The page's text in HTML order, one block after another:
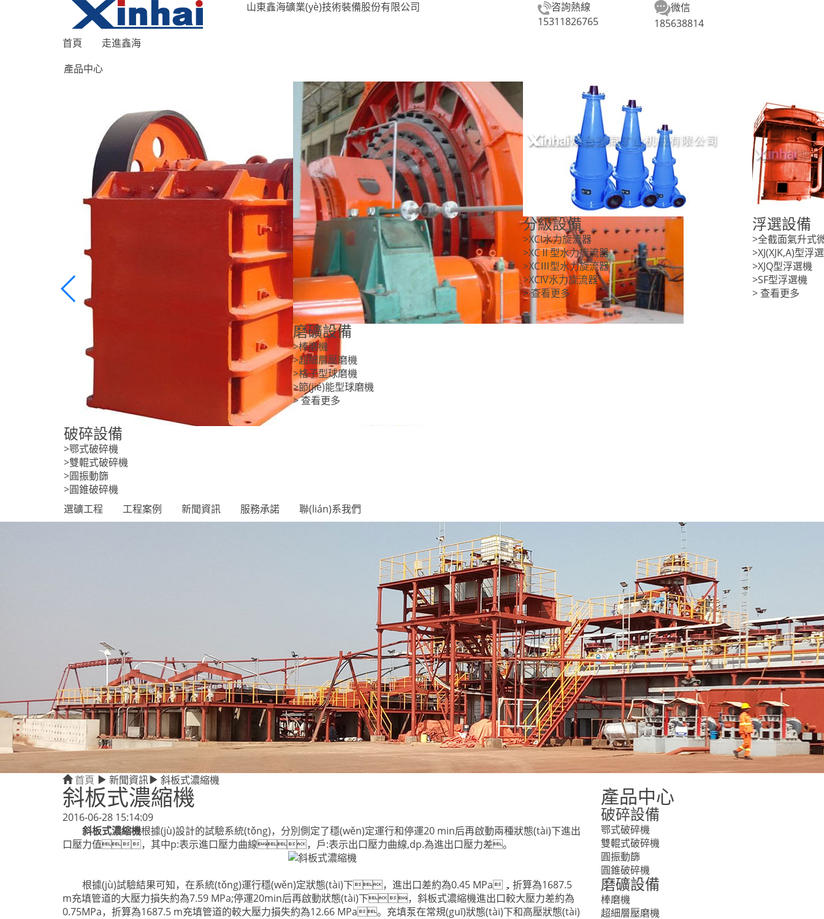
山東鑫海礦業(yè)技術裝備股份有限公司
咨詢熱線
15311826765
微信
185638814
首頁
走進鑫海
產品中心
破碎設備
>鄂式破碎機
>雙輥式破碎機
>圓振動篩
>圓錐破碎機
磨礦設備
>棒磨機
>超細層壓磨機
>格子型球磨機
>節(jié)能型球磨機
> 查看更多
分級設備
>XCI水力旋流器
>XCⅡ型水力旋流器
>XCⅢ型水力旋流器
>XCIV水力旋流器
> 查看更多
浮選設備
>全截面氣升式
>XJ(XJK,A)型浮
>XJQ型浮選機
>SF型浮選機
> 查看更多
選礦工程 工程案例 新聞資訊 服務承諾 聯(lián)系我們
首頁 新聞資訊 斜板式濃縮機
斜板式濃縮機
2016-06-28 15:14:09
斜板式濃縮機根據(jù)設計的試驗系統(tǒng)，分別側定了穩(wěn)定運行和停運20 min后再啟動兩種狀態(tài)下進出
口壓力值，其中p:表示進口壓力曲線，戶:表示出口壓力曲線,dp.為進出口壓力差。
根據(jù)試驗結果可知，在系統(tǒng)運行穩(wěn)定狀態(tài)下，進出口差約為0.45 MPa，折算為1687.5
m充填管道的大壓力損失約為7.59 MPa;停運20min后再啟動狀態(tài)下，斜板式濃縮機進出口較大壓力差約為
0.75MPa，折算為1687.5 m充填管道的較大壓力損失約為12.66 MPa。充填泵在常規(guī)狀態(tài)下和高壓狀態(tài)
產品中心
破碎設備
鄂式破碎機
雙輥式破碎機
圓振動篩
圓錐破碎機
磨礦設備
棒磨機
超細層壓磨機